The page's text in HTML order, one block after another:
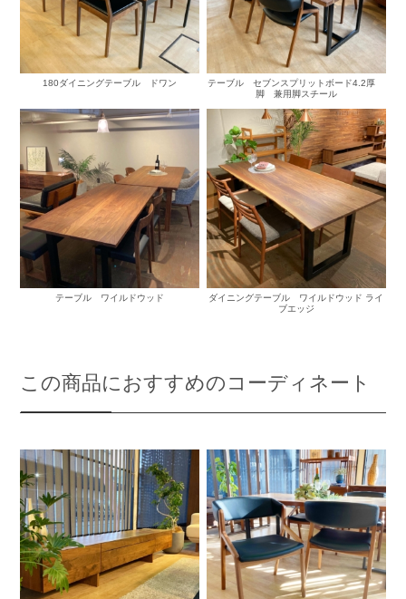
180ダイニングテーブル ドワン
テーブル セブンスプリットボード4.2厚
脚 兼用脚スチール
テーブル ワイルドウッド
ダイニングテーブル ワイルドウッド ライ
ブエッジ
この商品におすすめのコーディネート